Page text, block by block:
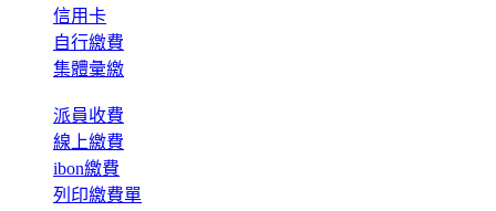
信用卡
自行繳費
集體彙繳
派員收費
線上繳費
ibon繳費
列印繳費單